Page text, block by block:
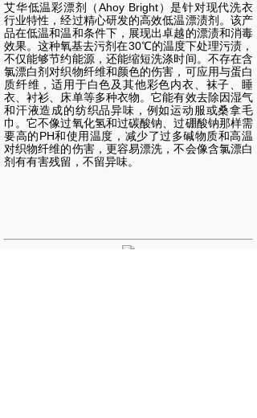
艾华低温彩漂剂（Ahoy Bright）是针对现代洗衣
行业特性，经过精心研发的高效低温漂渍剂。该产
品在低温和温和条件下，展现出卓越的漂渍和消毒
效果。这种氧基去污剂在30℃的温度下处理污渍，
不仅能够节约能源，还能缩短洗涤时间。不存在含
氯漂白剂对织物纤维和颜色的伤害，可应用与蛋白
质纤维 ，适用于白色及其他彩色内衣、袜子、睡
衣、衬衫、床单等多种衣物。它能有效去除因湿气
和汗液造成的纺织品异味，例如运动服或桑拿毛
巾。它不像过氧化氢和过碳酸钠、过硼酸钠那样需
要高的PH和使用温度，减少了过多碱物质和高温
对织物纤维的伤害，更容易漂洗，不会像含氯漂白
剂有有害残留，不留异味。